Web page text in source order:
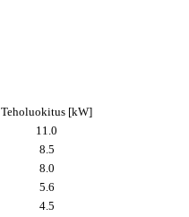
Teholuokitus [kW]
11.0
8.5
8.0
5.6
4.5